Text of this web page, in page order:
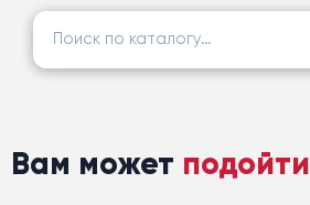
Найти:
Вам может подойти